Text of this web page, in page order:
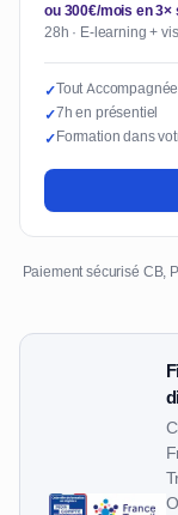
ou 300€/mois en
28h · E-learning +
✓Tout
✓7h en présentiel
✓Formation dans
Paiement sécurisé CB,